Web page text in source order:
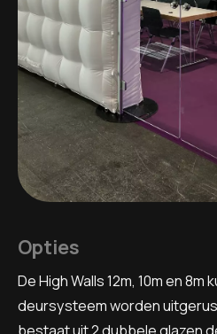
Opties
De High Walls 12m, 10m en
deursysteem worden